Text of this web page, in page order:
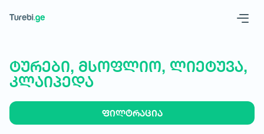
ტურები, მსოფლიო, ლიეტუვა,
კლაიპედა
ფილტრაცია